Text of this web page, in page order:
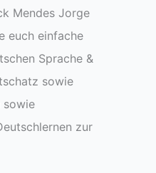
Mendes Jorge
euch einfache
Sprache &
sowie
sowie
zur